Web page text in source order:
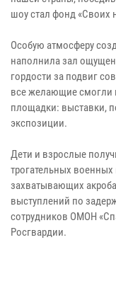
шоу стал фонд «Своих
Особую атмосферу
наполнила зал
гордости за подвиг
все желающие смогли
площадки: выставки,
экспозиции.
Дети и взрослые
трогательных
захватывающих
выступлений по
сотрудников ОМОН
Росгвардии.